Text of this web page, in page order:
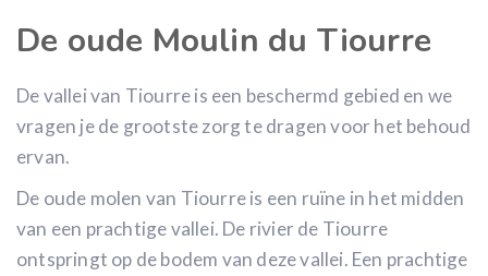
De oude Moulin du Tiourre
De vallei van Tiourre is een beschermd gebied en we
vragen je de grootste zorg te dragen voor het behoud
ervan.
De oude molen van Tiourre is een ruïne in het midden
van een prachtige vallei. De rivier de Tiourre
ontspringt op de bodem van deze vallei. Een prachtige